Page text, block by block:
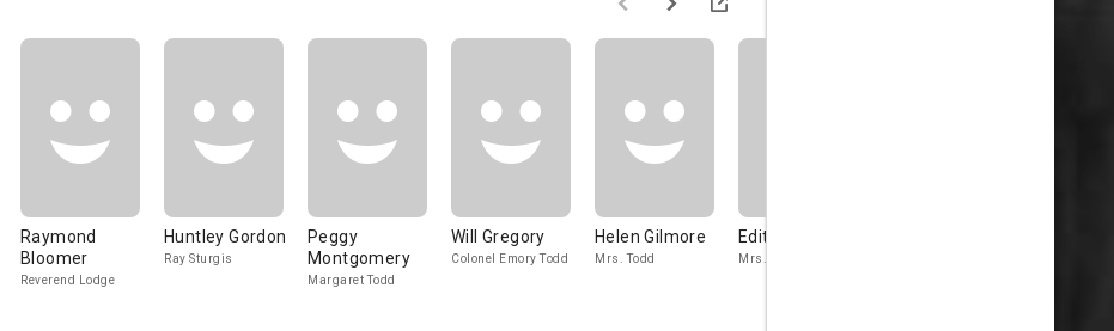
Raymond
Bloomer
Reverend Lodge
Huntley Gordon
Ray Sturgis
Peggy
Montgomery
Margaret Todd
Will Gregory
Colonel Emory Todd
Helen Gilmore
Mrs. Todd
Edith Yorke
Mrs. Hagen